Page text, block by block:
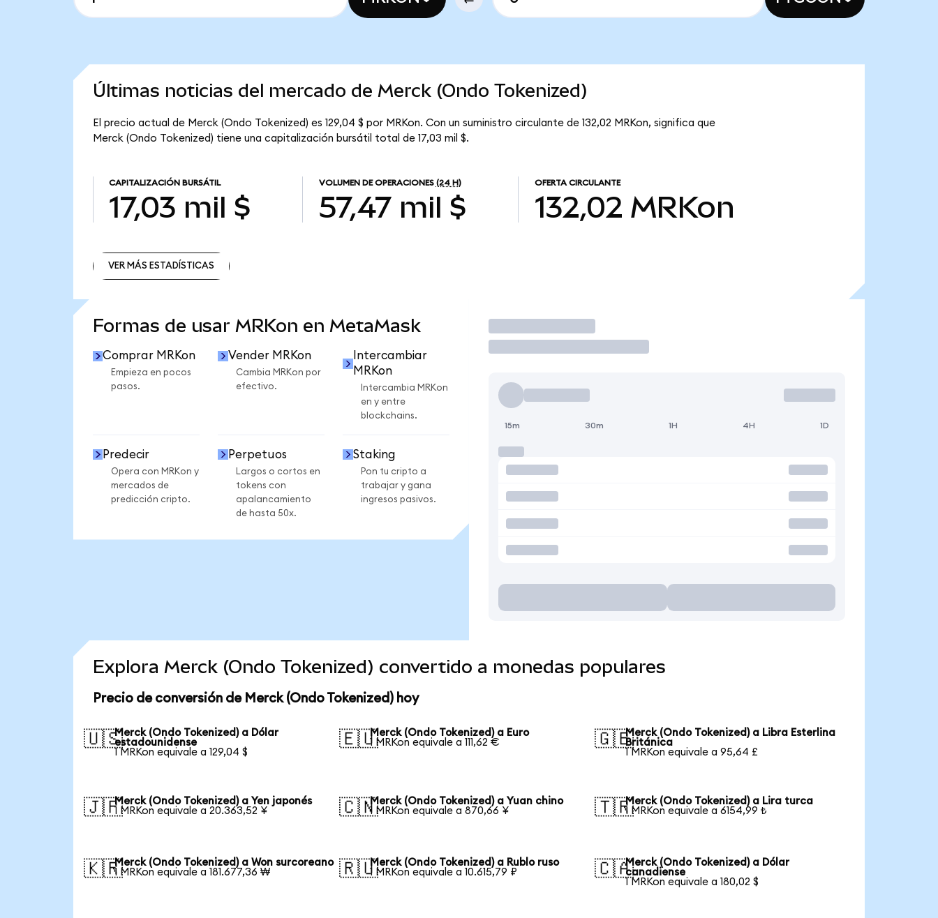
Últimas noticias del mercado de Merck (Ondo Tokenized)
El precio actual de Merck (Ondo Tokenized) es 129,04 $ por MRKon. Con un suministro circulante de 132,02 MRKon, significa que
Merck (Ondo Tokenized) tiene una capitalización bursátil total de 17,03 mil $.
CAPITALIZACIÓN BURSÁTIL
17,03 mil $
VOLUMEN DE OPERACIONES (24 H)
57,47 mil $
OFERTA CIRCULANTE
132,02 MRKon
VER MÁS ESTADÍSTICAS
Formas de usar MRKon en MetaMask
Comprar MRKon
Empieza en pocos
pasos.
Vender MRKon
Cambia MRKon por
efectivo.
Intercambiar
MRKon
Intercambia MRKon
en y entre
blockchains.
Predecir
Opera con MRKon y
mercados de
predicción cripto.
Perpetuos
Largos o cortos en
tokens con
apalancamiento
de hasta 50x.
Staking
Pon tu cripto a
trabajar y gana
ingresos pasivos.
Operar
15m 30m 1H 4H 1D
Explora Merck (Ondo Tokenized) convertido a monedas populares
Precio de conversión de Merck (Ondo Tokenized) hoy
🇺🇸Merck (Ondo Tokenized) a Dólar
estadounidense
1 MRKon equivale a 129,04 $
🇪🇺Merck (Ondo Tokenized) a Euro
1 MRKon equivale a 111,62 €
🇬🇧Merck (Ondo Tokenized) a Libra Esterlina
Británica
1 MRKon equivale a 95,64 £
🇯🇵Merck (Ondo Tokenized) a Yen japonés
1 MRKon equivale a 20.363,52 ¥
🇨🇳Merck (Ondo Tokenized) a Yuan chino
1 MRKon equivale a 870,66 ¥
🇹🇷Merck (Ondo Tokenized) a Lira turca
1 MRKon equivale a 6154,99 ₺
🇰🇷Merck (Ondo Tokenized) a Won surcoreano
1 MRKon equivale a 181.677,36 ₩
🇷🇺Merck (Ondo Tokenized) a Rublo ruso
1 MRKon equivale a 10.615,79 ₽
🇨🇦Merck (Ondo Tokenized) a Dólar
canadiense
1 MRKon equivale a 180,02 $